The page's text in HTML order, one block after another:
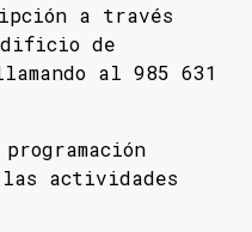
a través
de
al 985 631
las actividades